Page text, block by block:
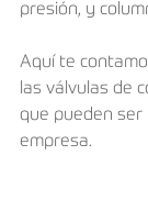
presión, y
Aquí te
las válvulas de
que pueden ser
empresa.